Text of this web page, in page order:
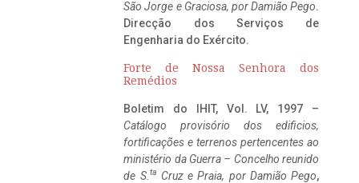
São Jorge e Graciosa, por Damião Pego.
Direcção dos Serviços de
Engenharia do Exército.
Forte de Nossa Senhora dos
Remédios
Boletim do IHIT, Vol. LV, 1997 –
Catálogo provisório dos edificios,
fortificações e terrenos pertencentes ao
ministério da Guerra – Concelho reunido
de S. ta Cruz e Praia, por Damião Pego,